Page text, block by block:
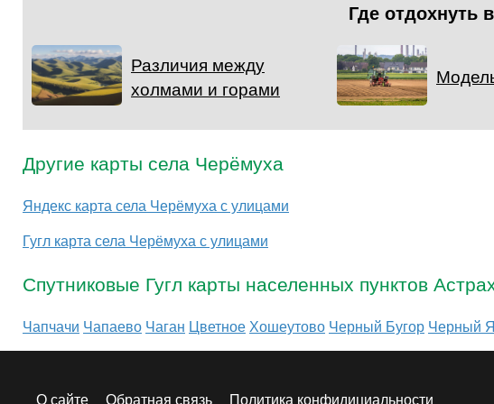
Где отдохнуть
Различия между
холмами и горами
Другие карты села Черёмуха
Яндекс карта села Черёмуха с улицами
Гугл карта села Черёмуха с улицами
Спутниковые Гугл карты населенных пунктов
Чапчачи Чапаево Чаган ЦветноеХошеутово Черный Бугор Черный
О сайте Обратная связь Политика конфидициальности